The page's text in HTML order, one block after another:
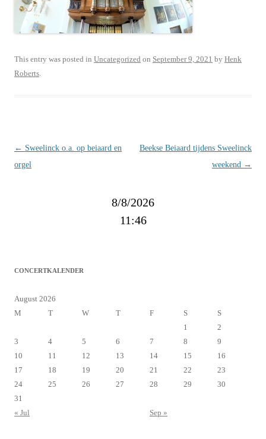
This entry was posted in Uncategorized on September 9, 2021 by Henk
Roberts
Post
navigation
← Sweelinck o.a. op beiaard en
orgel
Beekse Beiaard tijdens Sweelinck
weekend →
8/8/2026
11:46
CONCERTKALENDER
August 2026
M
T W T F S
S
1
2
3
4 5 6 7 8
9
10
11 12 13 14 15
16
17
18 19 20 21 22
23
24
25 26 27 28 29
30
31
« Jul
Sep »